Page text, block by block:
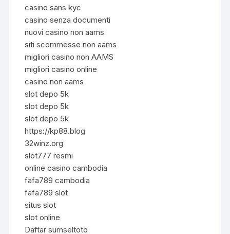
casino sans kyc
casino senza documenti
nuovi casino non aams
siti scommesse non aams
migliori casino non AAMS
migliori casino online
casino non aams
slot depo 5k
slot depo 5k
slot depo 5k
https://kp88.blog
32winz.org
slot777 resmi
online casino cambodia
fafa789 cambodia
fafa789 slot
situs slot
slot online
Daftar sumseltoto